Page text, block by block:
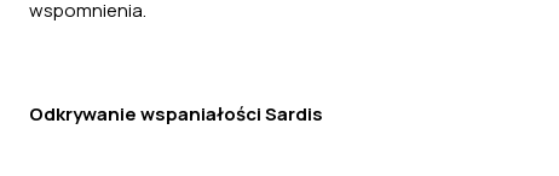
wspomnienia.
Odkrywanie wspaniałości Sardis